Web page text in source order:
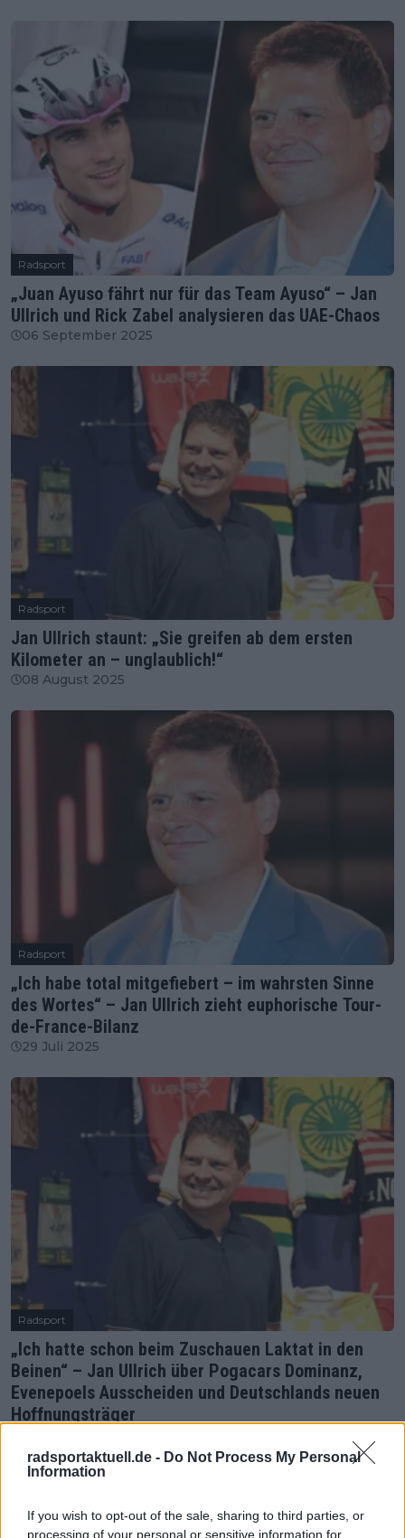
radsportaktuell.de - Do Not Process My Personal
Information
If you wish to opt-out of the sale, sharing to third parties, or
processing of your personal or sensitive information for
Radsport
„Juan Ayuso fährt nur für das Team Ayuso“ – Jan
Ullrich und Rick Zabel analysieren das UAE-Chaos
06 September 2025
Radsport
Jan Ullrich staunt: „Sie greifen ab dem ersten
Kilometer an – unglaublich!“
08 August 2025
Radsport
„Ich habe total mitgefiebert – im wahrsten Sinne
des Wortes“ – Jan Ullrich zieht euphorische Tour-
de-France-Bilanz
29 Juli 2025
Radsport
„Ich hatte schon beim Zuschauen Laktat in den
Beinen“ – Jan Ullrich über Pogacars Dominanz,
Evenepoels Ausscheiden und Deutschlands neuen
Hoffnungsträger